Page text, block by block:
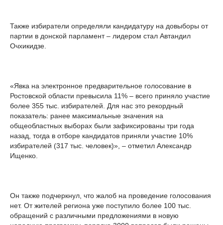
Также избиратели определяли кандидатуру на довыборы от
партии в донской парламент – лидером стал Автандил
Очхикидзе.
«Явка на электронное предварительное голосование в
Ростовской области превысила 11% – всего приняло участие
более 355 тыс. избирателей. Для нас это рекордный
показатель: ранее максимальные значения на
общеобластных выборах были зафиксированы три года
назад, тогда в отборе кандидатов приняли участие 10%
избирателей (317 тыс. человек)», – отметил Александр
Ищенко.
Он также подчеркнул, что жалоб на проведение голосования
нет. От жителей региона уже поступило более 100 тыс.
обращений с различными предложениями в новую